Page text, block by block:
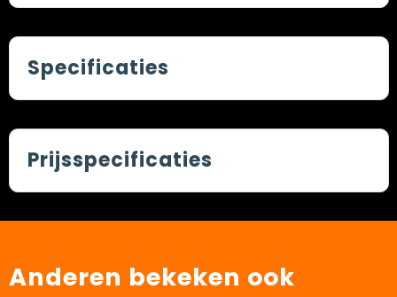
Specificaties
Prijsspecificaties
Anderen bekeken ook